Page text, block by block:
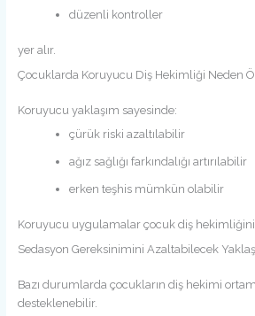
düzenli kontroller
yer alır.
Çocuklarda Koruyucu Diş Hekimliği Neden
Koruyucu yaklaşım sayesinde:
çürük riski azaltılabilir
ağız sağlığı farkındalığı artırılabilir
erken teşhis mümkün olabilir
Koruyucu uygulamalar çocuk diş
Sedasyon Gereksinimini Azaltabilecek
Bazı durumlarda çocukların diş hekimi
desteklenebilir.